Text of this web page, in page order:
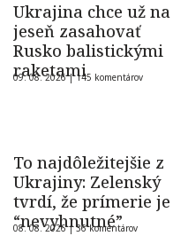
Ukrajina chce už na
jeseň zasahovať
Rusko balistickými
raketami
09. 08. 2026 |145 komentárov
To najdôležitejšie z
Ukrajiny: Zelenský
tvrdí, že prímerie je
“nevyhnutné”
08. 08. 2026 |36 komentárov